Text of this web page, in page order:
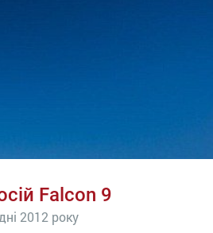
Falcon 9
2012 року